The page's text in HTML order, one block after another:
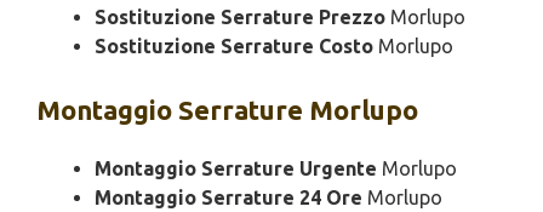
Sostituzione Serrature Prezzo Morlupo
Sostituzione Serrature Costo Morlupo
Montaggio Serrature Morlupo
Montaggio Serrature Urgente Morlupo
Montaggio Serrature 24 Ore Morlupo